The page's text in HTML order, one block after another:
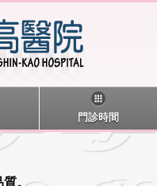
門診時間
質。